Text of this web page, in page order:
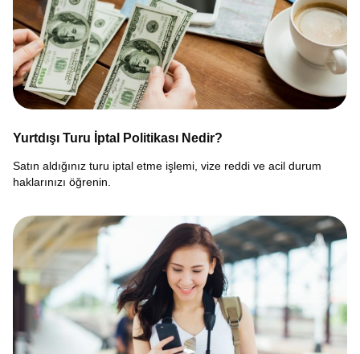
Yurtdışı Turu İptal Politikası Nedir?
Satın aldığınız turu iptal etme işlemi, vize reddi ve acil durum
haklarınızı öğrenin.